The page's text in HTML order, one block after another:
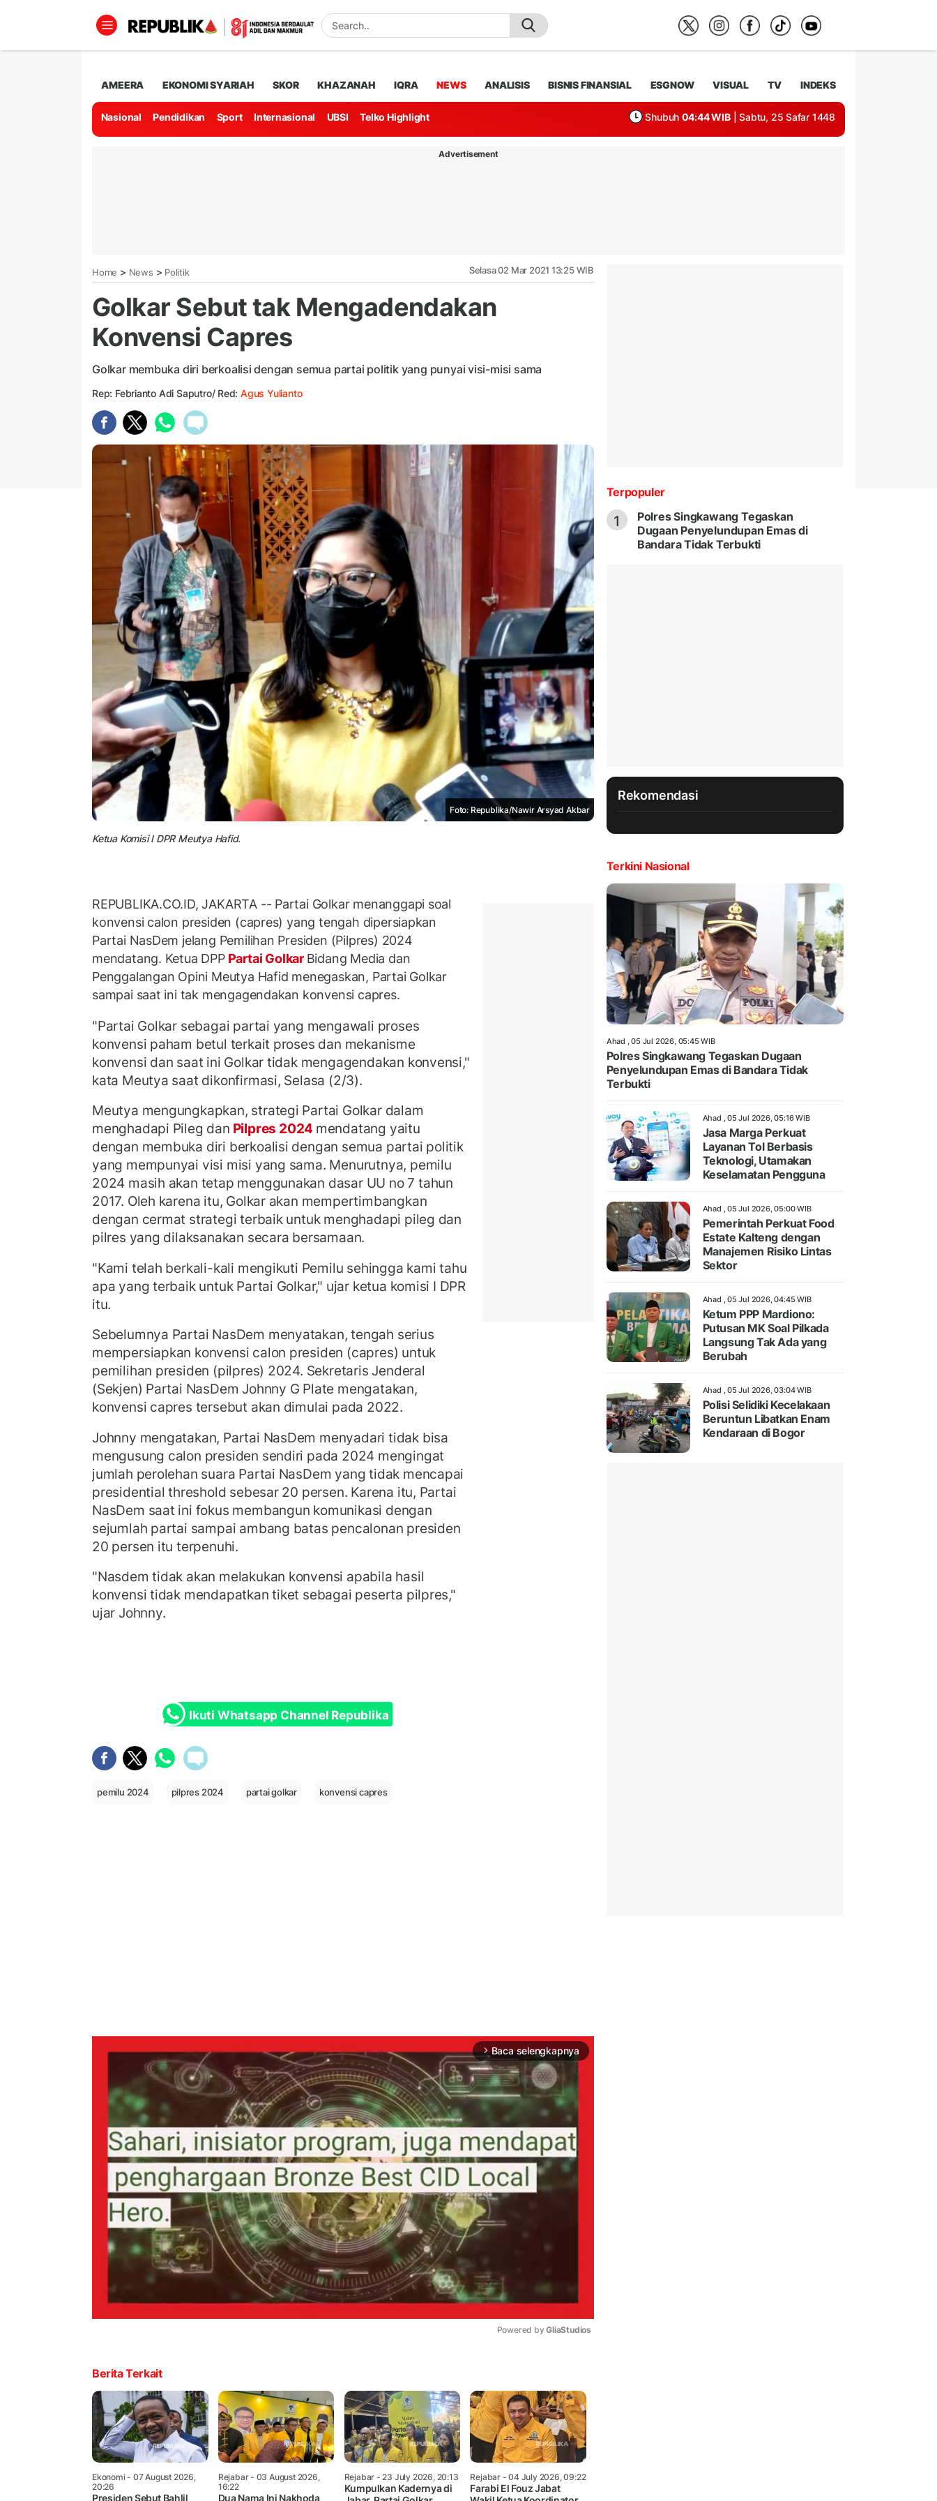
AMEERA EKONOMI SYARIAH SKOR KHAZANAH IQRA NEWS ANALISIS BISNIS FINANSIAL ESGNOW VISUAL TV INDEKS
Nasional Pendidikan Sport Internasional UBSI Telko Highlight Shubuh 04:44 WIB | Sabtu, 25 Safar 1448
Advertisement
Home > News > Politik Selasa 02 Mar 2021 13:25 WIB
Golkar Sebut tak Mengadendakan
Konvensi Capres
Golkar membuka diri berkoalisi dengan semua partai politik yang punyai visi-misi sama
Rep: Febrianto Adi Saputro/ Red:Agus Yulianto
Foto: Republika/Nawir Arsyad Akbar
Ketua Komisi I DPR Meutya Hafid.
REPUBLIKA.CO.ID, JAKARTA -- Partai Golkar menanggapi soal
konvensi calon presiden (capres) yang tengah dipersiapkan
Partai NasDem jelang Pemilihan Presiden (Pilpres) 2024
mendatang. Ketua DPPPartai Golkar Bidang Media dan
Penggalangan Opini Meutya Hafid menegaskan, Partai Golkar
sampai saat ini tak mengagendakan konvensi capres.
"Partai Golkar sebagai partai yang mengawali proses
konvensi paham betul terkait proses dan mekanisme
konvensi dan saat ini Golkar tidak mengagendakan konvensi,"
kata Meutya saat dikonfirmasi, Selasa (2/3).
Meutya mengungkapkan, strategi Partai Golkar dalam
menghadapi Pileg dan Pilpres 2024 mendatang yaitu
dengan membuka diri berkoalisi dengan semua partai politik
yang mempunyai visi misi yang sama. Menurutnya, pemilu
2024 masih akan tetap menggunakan dasar UU no 7 tahun
2017. Oleh karena itu, Golkar akan mempertimbangkan
dengan cermat strategi terbaik untuk menghadapi pileg dan
pilres yang dilaksanakan secara bersamaan.
"Kami telah berkali-kali mengikuti Pemilu sehingga kami tahu
apa yang terbaik untuk Partai Golkar," ujar ketua komisi I DPR
itu.
Sebelumnya Partai NasDem menyatakan, tengah serius
mempersiapkan konvensi calon presiden (capres) untuk
pemilihan presiden (pilpres) 2024. Sekretaris Jenderal
(Sekjen) Partai NasDem Johnny G Plate mengatakan,
konvensi capres tersebut akan dimulai pada 2022.
Johnny mengatakan, Partai NasDem menyadari tidak bisa
mengusung calon presiden sendiri pada 2024 mengingat
jumlah perolehan suara Partai NasDem yang tidak mencapai
presidential threshold sebesar 20 persen. Karena itu, Partai
NasDem saat ini fokus membangun komunikasi dengan
sejumlah partai sampai ambang batas pencalonan presiden
20 persen itu terpenuhi.
"Nasdem tidak akan melakukan konvensi apabila hasil
konvensi tidak mendapatkan tiket sebagai peserta pilpres,"
ujar Johnny.
Ikuti Whatsapp Channel Republika
pemilu 2024 pilpres 2024 partai golkar konvensi capres
arrow_forward_ios Baca selengkapnya
Powered by GliaStudios
Berita Terkait
Ekonomi- 07 August 2026,
20:26
Presiden Sebut Bahlil
Rejabar- 03 August 2026,
16:22
Dua Nama Ini Nakhoda
Rejabar - 23 July 2026, 20:13
Kumpulkan Kadernya di
Rejabar- 04 July 2026, 09:22
Farabi El Fouz Jabat
Terpopuler
1
Polres Singkawang Tegaskan
Dugaan Penyelundupan Emas di
Bandara Tidak Terbukti
Rekomendasi
Terkini Nasional
Ahad , 05 Jul 2026, 05:45 WIB
Polres Singkawang Tegaskan Dugaan
Penyelundupan Emas di Bandara Tidak
Terbukti
Ahad , 05 Jul 2026, 05:16 WIB
Jasa Marga Perkuat
Layanan Tol Berbasis
Teknologi, Utamakan
Keselamatan Pengguna
Ahad , 05 Jul 2026, 05:00 WIB
Pemerintah Perkuat Food
Estate Kalteng dengan
Manajemen Risiko Lintas
Sektor
Ahad , 05 Jul 2026, 04:45 WIB
Ketum PPP Mardiono:
Putusan MK Soal Pilkada
Langsung Tak Ada yang
Berubah
Ahad , 05 Jul 2026, 03:04 WIB
Polisi Selidiki Kecelakaan
Beruntun Libatkan Enam
Kendaraan di Bogor